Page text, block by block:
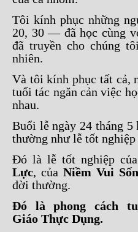
Tôi kính phục những
20, 30 — đã học cùng
đã truyền cho chúng
nhiên.
Và tôi kính phục tất cả,
tuổi tác ngăn cản việc
nhau.
Buổi lễ ngày 24 tháng
thường như lễ tốt
Đó là lễ tốt nghiệp của
Lực, của Niềm Vui
đời thường.
Đó là phong cách
Giáo Thực Dụng.